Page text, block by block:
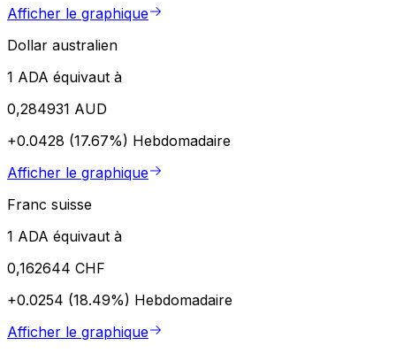
Afficher le graphique
Dollar australien
1 ADA équivaut à
0,284931 AUD
+0.0428 (17.67%) Hebdomadaire
Afficher le graphique
Franc suisse
1 ADA équivaut à
0,162644 CHF
+0.0254 (18.49%) Hebdomadaire
Afficher le graphique